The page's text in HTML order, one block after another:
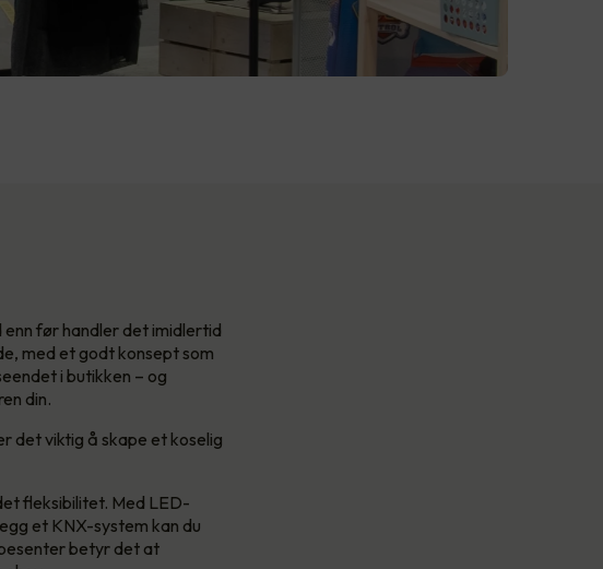
før handler det imidlertid
med et godt konsept som
i butikken – og
din.
det viktig å skape et koselig
fleksibilitet. Med LED-
et KNX-system kan du
betyr det at